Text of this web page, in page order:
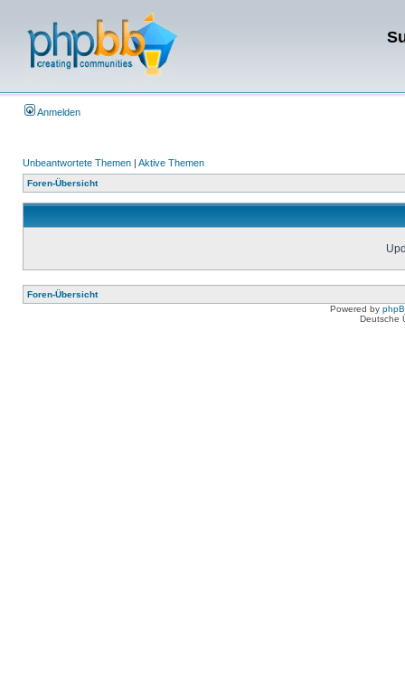
Anmelden
Unbeantwortete Themen | Aktive Themen
Foren-Übersicht
Foren-Übersicht
Powered by
Deutsche